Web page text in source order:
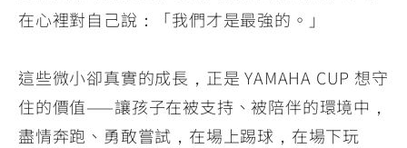
在心裡對自己說：「我們才是最強的。」
這些微小卻真實的成長，正是 YAMAHA CUP 想守
住的價值——讓孩子在被支持、被陪伴的環境中，
盡情奔跑、勇敢嘗試，在場上踢球，在場下玩